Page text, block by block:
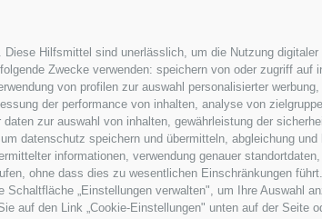
Hilfsmittel sind unerlässlich, um die Nutzung
Zwecke verwenden: speichern von oder zugriff auf
von profilen zur auswahl personalisierter
der performance von inhalten, analyse von
zur auswahl von inhalten, gewährleistung der
datenschutz speichern und übermitteln, abgleichung
informationen, verwendung genauer
ohne dass dies zu wesentlichen Einschränkungen
„Einstellungen verwalten", um Ihre Auswahl
auf den Link „Cookie-Einstellungen" unten auf der Seite